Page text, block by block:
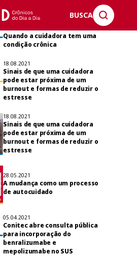
BUSCA
PARA: CUIDADORES
Quando a cuidadora tem uma
condição crônica
18.08.2021
Sinais de que uma cuidadora
pode estar próxima de um
burnout e formas de reduzir o
estresse
18.08.2021
Sinais de que uma cuidadora
pode estar próxima de um
burnout e formas de reduzir o
estresse
28.05.2021
A mudança como um processo
de autocuidado
05.04.2021
Conitec abre consulta pública
para incorporação do
benralizumabe e
mepolizumabe no SUS